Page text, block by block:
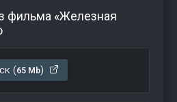
фильма «Железная
(65 Mb)